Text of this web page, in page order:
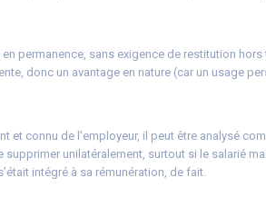
permanence, sans exigence de restitution hors
donc un avantage en nature (car un usage
et connu de l’employeur, il peut être analysé
supprimer unilatéralement, surtout si le salarié
intégré à sa rémunération, de fait.